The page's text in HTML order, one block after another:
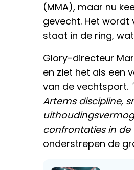
(MMA), maar nu
gevecht. Het wordt
staat in de ring,
Glory-directeur
en ziet het als een
van de vechtsport.
Artems discipline,
confrontaties in
onderstrepen de